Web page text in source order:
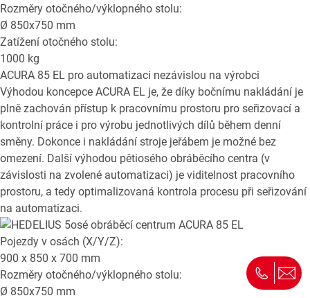
Rozměry otočného/výklopného stolu:
Ø 850x750 mm
Zatížení otočného stolu:
1000 kg
ACURA 85 EL pro automatizaci nezávislou na výrobci
Výhodou koncepce ACURA EL je, že díky bočnímu nakládání je
plně zachován přístup k pracovnímu prostoru pro seřizovací a
kontrolní práce i pro výrobu jednotlivých dílů během denní
směny. Dokonce i nakládání stroje jeřábem je možné bez
omezení. Další výhodou pětiosého obráběcího centra (v
závislosti na zvolené automatizaci) je viditelnost pracovního
prostoru, a tedy optimalizovaná kontrola procesu při seřizování
na automatizaci.
Pojezdy v osách (X/Y/Z):
900 x 850 x 700 mm
Rozměry otočného/výklopného stolu:
Ø 850x750 mm